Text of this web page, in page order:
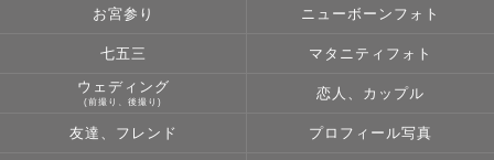
お宮参り ニューボーンフォト
七五三 マタニティフォト
ウェディング
(前撮り、後撮り)
恋人、カップル
友達、フレンド プロフィール写真